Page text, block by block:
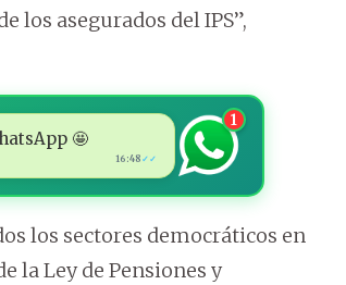
los asegurados del IPS”,
🤩
16:48 ✓✓
1
los sectores democráticos en
la Ley de Pensiones y